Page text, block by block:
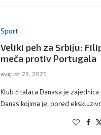
Sport
Veliki peh za Srbiju:
meča protiv Portugala
avgust 29, 2025
Klub čitalaca Danasa je
Danas kojima je, pored